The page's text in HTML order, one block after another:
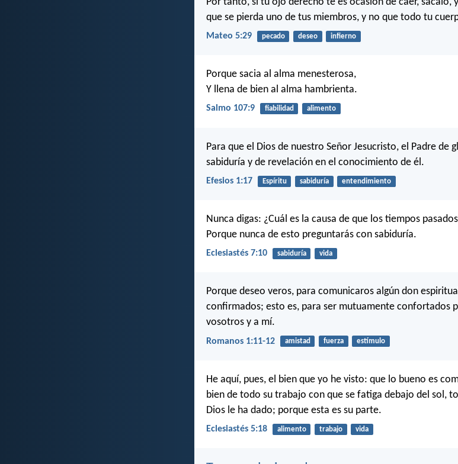
que se pierda uno de tus miembros, y no que todo tu
Mateo 5:29 pecado deseo infierno
Porque sacia al alma menesterosa,
Y llena de bien al alma hambrienta.
Salmo 107:9 fiabilidad alimento
Para que el Dios de nuestro Señor Jesucristo, el Padre de
sabiduría y de revelación en el conocimiento de él.
Efesios 1:17 Espíritu sabiduría entendimiento
Nunca digas: ¿Cuál es la causa de que los tiempos
Porque nunca de esto preguntarás con sabiduría.
Eclesiastés 7:10 sabiduría vida
Porque deseo veros, para comunicaros algún don
confirmados; esto es, para ser mutuamente confortados
vosotros y a mí.
Romanos 1:11-12 amistad fuerza estímulo
He aquí, pues, el bien que yo he visto: que lo bueno es
bien de todo su trabajo con que se fatiga debajo del sol,
Dios le ha dado; porque esta es su parte.
Eclesiastés 5:18 alimento trabajo vida